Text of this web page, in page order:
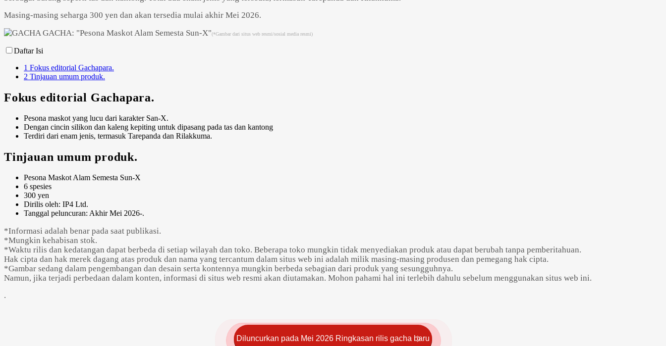
Masing-masing seharga 300 yen dan akan tersedia mulai akhir Mei 2026.
(*Gambar dari situs web resmi/sosial media resmi)
Daftar Isi
1 Fokus editorial Gachapara.
2 Tinjauan umum produk.
Fokus editorial Gachapara.
Pesona maskot yang lucu dari karakter San-X.
Dengan cincin silikon dan kaleng kepiting untuk dipasang pada tas dan kantong
Terdiri dari enam jenis, termasuk Tarepanda dan Rilakkuma.
Tinjauan umum produk.
Pesona Maskot Alam Semesta Sun-X
6 spesies
300 yen
Dirilis oleh: IP4 Ltd.
Tanggal peluncuran: Akhir Mei 2026-.
*Informasi adalah benar pada saat publikasi.
*Mungkin kehabisan stok.
*Waktu rilis dan kedatangan dapat berbeda di setiap wilayah dan toko. Beberapa toko mungkin tidak menyediakan produk atau dapat berubah tanpa pemberitahuan.
Hak cipta dan hak merek dagang atas produk dan nama yang tercantum dalam situs web ini adalah milik masing-masing produsen dan pemegang hak cipta.
*Gambar sedang dalam pengembangan dan desain serta kontennya mungkin berbeda sebagian dari produk yang sesungguhnya.
Namun, jika terjadi perbedaan dalam konten, informasi di situs web resmi akan diutamakan. Mohon pahami hal ini terlebih dahulu sebelum menggunakan situs web ini.
.
Diluncurkan pada Mei 2026 Ringkasan rilis gacha baru